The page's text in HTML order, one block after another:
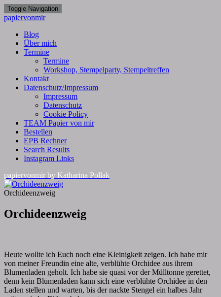
Toggle Navigation
papiervonmir
Blog
Über mich
Termine
Termine
Workshop, Stempelparty, Stempeltreffen
Kontakt
Datenschutz/Impressum
Impressum
Datenschutz
Cookie Policy
TEAM Papier von mir
Bestellen
EPB Rechner
Search Results
Instagram Links
papiervonmir by Katharina Pollak
Orchideenzweig
Orchideenzweig
Heute wollte ich Euch noch eine Kleinigkeit zeigen. Ich habe mir
von meiner Freundin eine alte, verblühte Orchidee aus ihrem
Blumenladen geholt. Ich habe sie quasi vor der Mülltonne gerettet,
denn kein Blumenladen kann sich eine verblühte Orchidee in den
Laden stellen und warten, bis der nackte Stengel ein halbes Jahr